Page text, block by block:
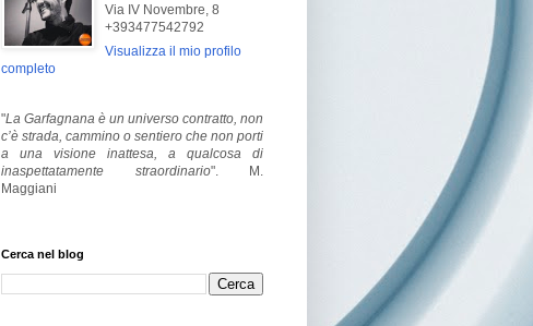
Via IV Novembre, 8
+393477542792
Visualizza il mio profilo
completo
"La Garfagnana è un universo contratto, non
c’è strada, cammino o sentiero che non porti
a una visione inattesa, a qualcosa di
inaspettatamente straordinario". M.
Maggiani
Cerca nel blog